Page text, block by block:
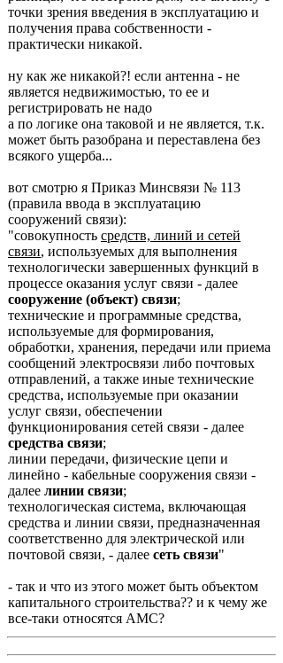
точки зрения введения в эксплуатацию и
получения права собственности -
практически никакой.
ну как же никакой?! если антенна - не
является недвижимостью, то ее и
регистрировать не надо
а по логике она таковой и не является, т.к.
может быть разобрана и переставлена без
всякого ущерба...
вот смотрю я Приказ Минсвязи № 113
(правила ввода в эксплуатацию
сооружений связи):
"совокупность средств, линий и сетей
связи, используемых для выполнения
технологически завершенных функций в
процессе оказания услуг связи - далее
сооружение (объект) связи;
технические и программные средства,
используемые для формирования,
обработки, хранения, передачи или приема
сообщений электросвязи либо почтовых
отправлений, а также иные технические
средства, используемые при оказании
услуг связи, обеспечении
функционирования сетей связи - далее
средства связи;
линии передачи, физические цепи и
линейно - кабельные сооружения связи -
далее линии связи;
технологическая система, включающая
средства и линии связи, предназначенная
соответственно для электрической или
почтовой связи, - далее сеть связи"
- так и что из этого может быть объектом
капитального строительства?? и к чему же
все-таки относятся АМС?